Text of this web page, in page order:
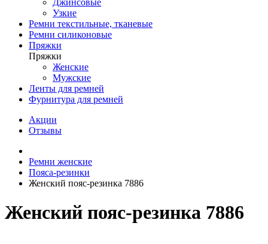
Джинсовые
Узкие
Ремни текстильные, тканевые
Ремни силиконовые
Пряжки
Пряжки
Женские
Мужские
Ленты для ремней
Фурнитура для ремней
Акции
Отзывы
Ремни женские
Пояса-резинки
Женский пояс-резинка 7886
Женский пояс-резинка 7886